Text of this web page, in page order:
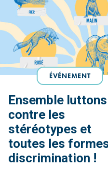
ÉVÉNEMENT
Ensemble luttons
contre les
stéréotypes et
toutes les
discrimination !